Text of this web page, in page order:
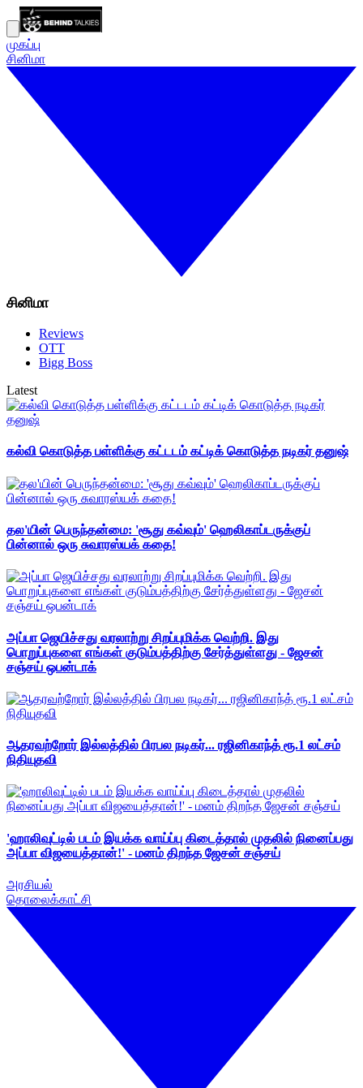
முகப்பு
சினிமா
சினிமா
Reviews
OTT
Bigg Boss
Latest
கல்வி கொடுத்த பள்ளிக்கு கட்டடம் கட்டிக் கொடுத்த நடிகர் தனுஷ்
தல'யின் பெருந்தன்மை: 'சூது கவ்வும்' ஹெலிகாப்டருக்குப்
பின்னால் ஒரு சுவாரஸ்யக் கதை!
அப்பா ஜெயிச்சது வரலாற்று சிறப்புமிக்க வெற்றி. இது
பொறுப்புகளை எங்கள் குடும்பத்திற்கு சேர்த்துள்ளது - ஜேசன்
சஞ்சய் ஒபன்டாக்
ஆதரவற்றோர் இல்லத்தில் பிரபல நடிகர்... ரஜினிகாந்த் ரூ.1 லட்சம்
நிதியுதவி
'ஹாலிவுட்டில் படம் இயக்க வாய்ப்பு கிடைத்தால் முதலில் நினைப்பது
அப்பா விஜயைத்தான்!' - மனம் திறந்த ஜேசன் சஞ்சய்
அரசியல்
தொலைக்காட்சி